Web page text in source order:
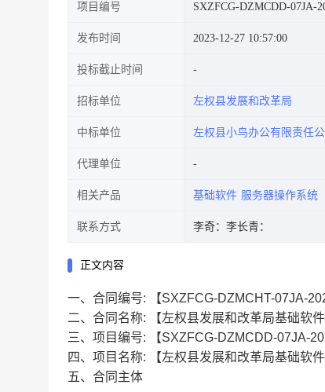
项目编号 SXZFCG-DZMCDD-07JA-
发布时间 2023-12-27 10:57:00
投标截止时间
招标单位 左权县发展和改革局
中标单位 左权县小鸟办公有限责任公
代理单位
相关产品 基础软件 服务器操作系统
联系方式 李奇： 李长青：
正文内容
一、合同编号:
【SXZFCG-DZMCHT-07JA-
二、合同名称:
【左权县发展和改革局基础软
三、项目编号:
【SXZFCG-DZMCDD-07JA-
四、项目名称:
【左权县发展和改革局基础软
五、合同主体